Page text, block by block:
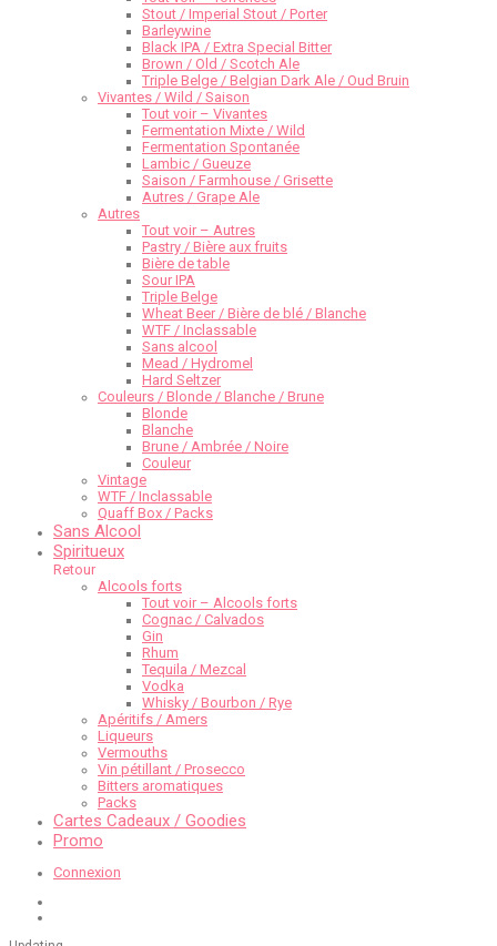
Stout / Imperial Stout / Porter
Barleywine
Black IPA / Extra Special Bitter
Brown / Old / Scotch Ale
Triple Belge / Belgian Dark Ale / Oud Bruin
Vivantes / Wild / Saison
Tout voir – Vivantes
Fermentation Mixte / Wild
Fermentation Spontanée
Lambic / Gueuze
Saison / Farmhouse / Grisette
Autres / Grape Ale
Autres
Tout voir – Autres
Pastry / Bière aux fruits
Bière de table
Sour IPA
Triple Belge
Wheat Beer / Bière de blé / Blanche
WTF / Inclassable
Sans alcool
Mead / Hydromel
Hard Seltzer
Couleurs / Blonde / Blanche / Brune
Blonde
Blanche
Brune / Ambrée / Noire
Couleur
Vintage
WTF / Inclassable
Quaff Box / Packs
Sans Alcool
Spiritueux
Retour
Alcools forts
Tout voir – Alcools forts
Cognac / Calvados
Gin
Rhum
Tequila / Mezcal
Vodka
Whisky / Bourbon / Rye
Apéritifs / Amers
Liqueurs
Vermouths
Vin pétillant / Prosecco
Bitters aromatiques
Packs
Cartes Cadeaux / Goodies
Promo
Connexion